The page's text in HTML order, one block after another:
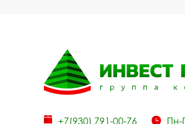
+7(930) 791-00-76 Пн-